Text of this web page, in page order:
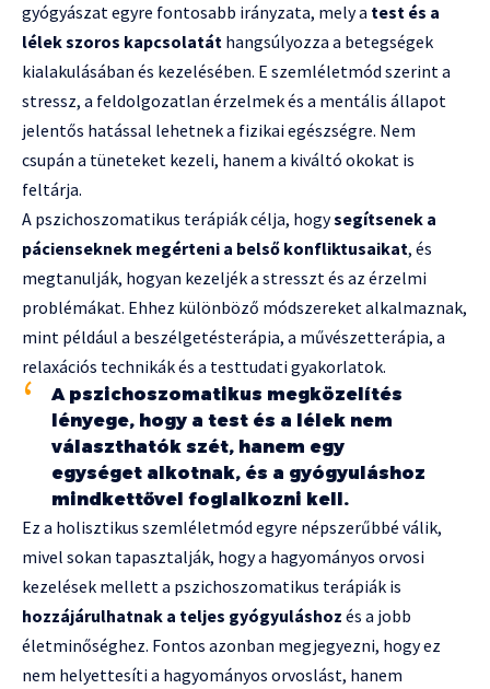
gyógyászat egyre fontosabb irányzata, mely a test és a
lélek szoros kapcsolatát hangsúlyozza a betegségek
kialakulásában és kezelésében. E szemléletmód szerint a
stressz, a feldolgozatlan érzelmek és a mentális állapot
jelentős hatással lehetnek a fizikai egészségre. Nem
csupán a tüneteket kezeli, hanem a kiváltó okokat is
feltárja.
A pszichoszomatikus terápiák célja, hogysegítsenek a
pácienseknek megérteni a belső konfliktusaikat, és
megtanulják, hogyan kezeljék a stresszt és az érzelmi
problémákat. Ehhez különböző módszereket alkalmaznak,
mint például a beszélgetésterápia, a művészetterápia, a
relaxációs technikák és a testtudati gyakorlatok.
A pszichoszomatikus megközelítés
lényege, hogy a test és a lélek nem
választhatók szét, hanem egy
egységet alkotnak, és a gyógyuláshoz
mindkettővel foglalkozni kell.
Ez a holisztikus szemléletmód egyre népszerűbbé válik,
mivel sokan tapasztalják, hogy a hagyományos orvosi
kezelések mellett a pszichoszomatikus terápiák is
hozzájárulhatnak a teljes gyógyuláshoz és a jobb
életminőséghez. Fontos azonban megjegyezni, hogy ez
nem helyettesíti a hagyományos orvoslást, hanem